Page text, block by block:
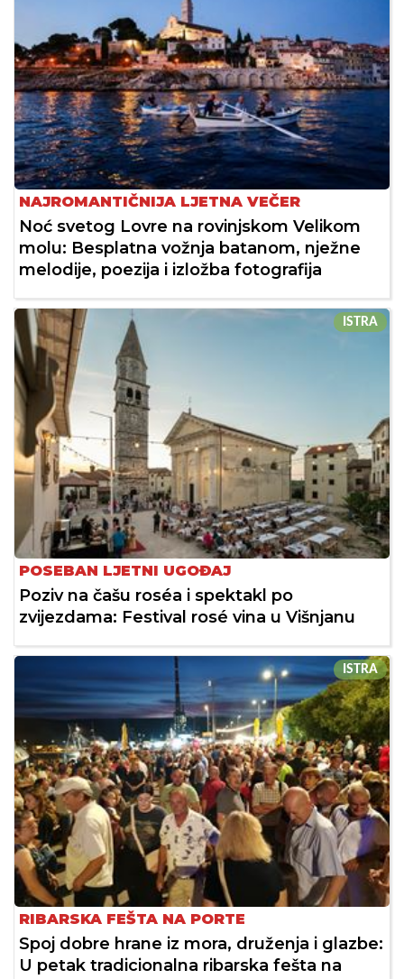
NAJROMANTIČNIJA LJETNA VEČER
Noć svetog Lovre na rovinjskom Velikom
molu: Besplatna vožnja batanom, nježne
melodije, poezija i izložba fotografija
ISTRA
POSEBAN LJETNI UGOĐAJ
Poziv na čašu roséa i spektakl po
zvijezdama: Festival rosé vina u Višnjanu
ISTRA
RIBARSKA FEŠTA NA PORTE
Spoj dobre hrane iz mora, druženja i glazbe:
U petak tradicionalna ribarska fešta na